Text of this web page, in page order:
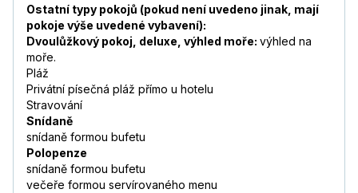
Ostatní typy pokojů (pokud není uvedeno jinak, mají
pokoje výše uvedené vybavení):
Dvoulůžkový pokoj, deluxe, výhled moře: výhled na
moře.
Pláž
Privátní písečná pláž přímo u hotelu
Stravování
Snídaně
snídaně formou bufetu
Polopenze
snídaně formou bufetu
večeře formou servírovaného menu